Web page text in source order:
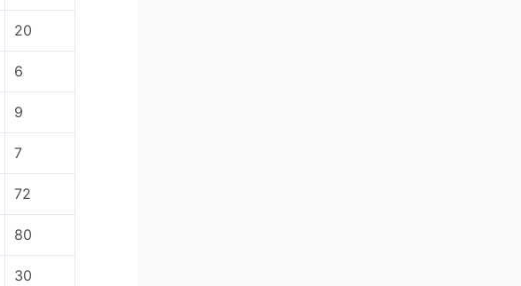
20
6
9
7
72
80
30